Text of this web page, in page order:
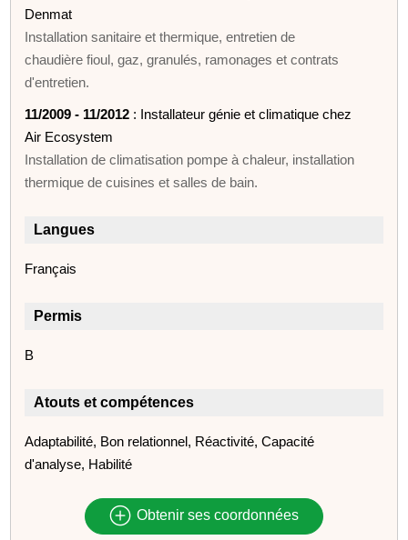
Denmat
Installation sanitaire et thermique, entretien de
chaudière fioul, gaz, granulés, ramonages et contrats
d'entretien.
11/2009 - 11/2012 : Installateur génie et climatique chez
Air Ecosystem
Installation de climatisation pompe à chaleur, installation
thermique de cuisines et salles de bain.
Langues
Français
Permis
B
Atouts et compétences
Adaptabilité, Bon relationnel, Réactivité, Capacité
d'analyse, Habilité
Obtenir ses coordonnées